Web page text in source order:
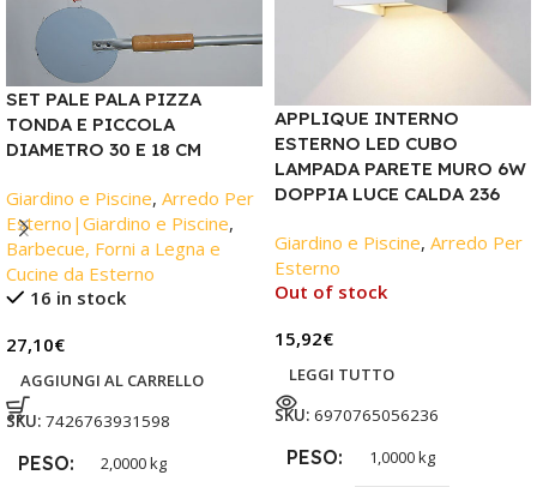
SET PALE PALA PIZZA
TONDA E PICCOLA
DIAMETRO 30 E 18 CM
Giardino e Piscine, Arredo Per
Esterno|Giardino e Piscine,
Barbecue, Forni a Legna e
Cucine da Esterno
16 in stock
27,10€
AGGIUNGI AL CARRELLO
SKU: 7426763931598
PESO 2,0000 kg
APPLIQUE INTERNO
ESTERNO LED CUBO
LAMPADA PARETE MURO 6W
DOPPIA LUCE CALDA 236
Giardino e Piscine, Arredo Per
Esterno
Out of stock
15,92€
LEGGI TUTTO
SKU: 6970765056236
PESO 1,0000 kg